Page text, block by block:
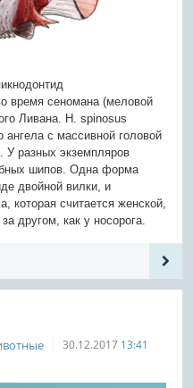
время сеномана (меловой
Ливана. H. spinosus
ангела с массивной головой
У разных экземпляров
шипов. Одна форма
двойной вилки, и
которая считается женской,
другом, как у носорога.
30.12.2017 13:41